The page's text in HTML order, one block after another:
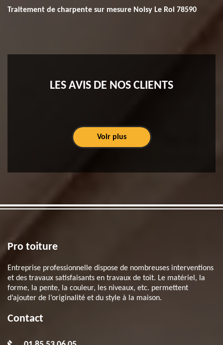
Traitement de charpente sur mesure Noisy Le Roi 78590
LES AVIS DE NOS CLIENTS
Voir plus
Pro toiture
Entreprise professionnelle dispose de nombreuses interventions
et des travaux satisfaisants en travaux de toit. Le matériel, la
forme, la pente, la couleur, les niveaux, etc. permettent
d’ajouter de l’originalité et du style à la maison.
Contact